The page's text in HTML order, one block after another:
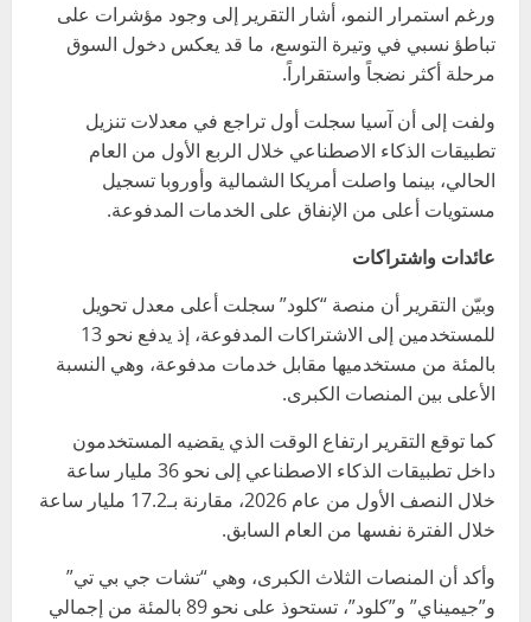
ورغم استمرار النمو، أشار التقرير إلى وجود مؤشرات على
تباطؤ نسبي في وتيرة التوسع، ما قد يعكس دخول السوق
مرحلة أكثر نضجاً واستقراراً.
ولفت إلى أن آسيا سجلت أول تراجع في معدلات تنزيل
تطبيقات الذكاء الاصطناعي خلال الربع الأول من العام
الحالي، بينما واصلت أمريكا الشمالية وأوروبا تسجيل
مستويات أعلى من الإنفاق على الخدمات المدفوعة.
عائدات واشتراكات
وبيّن التقرير أن منصة “كلود” سجلت أعلى معدل تحويل
للمستخدمين إلى الاشتراكات المدفوعة، إذ يدفع نحو 13
بالمئة من مستخدميها مقابل خدمات مدفوعة، وهي النسبة
الأعلى بين المنصات الكبرى.
كما توقع التقرير ارتفاع الوقت الذي يقضيه المستخدمون
داخل تطبيقات الذكاء الاصطناعي إلى نحو 36 مليار ساعة
خلال النصف الأول من عام 2026، مقارنة بـ17.2 مليار ساعة
خلال الفترة نفسها من العام السابق.
وأكد أن المنصات الثلاث الكبرى، وهي “تشات جي بي تي”
و”جيميناي” و”كلود”، تستحوذ على نحو 89 بالمئة من إجمالي